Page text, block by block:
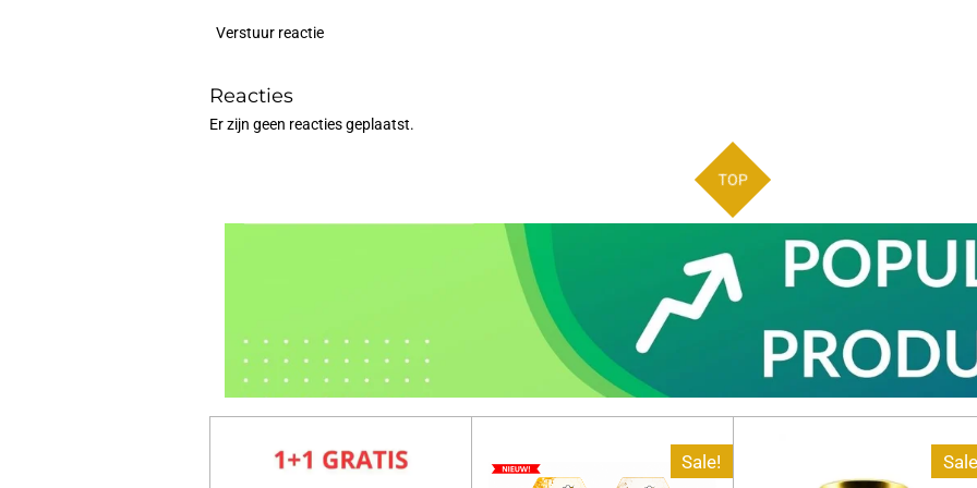
Verstuur reactie
Reacties
Er zijn geen reacties geplaatst.
TOP
Sale!